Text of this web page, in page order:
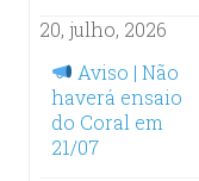
20, julho, 2026
Aviso | Não
haverá ensaio
do Coral em
21/07